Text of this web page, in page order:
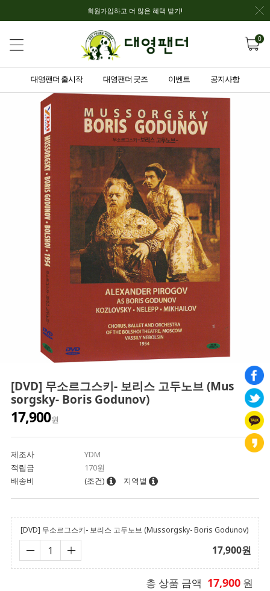
회원가입하고 더 많은 혜택 받기!
0
대영팬더 출시작 대영팬더 굿즈 이벤트 공지사항
[DVD] 무소르그스키- 보리스 고두노브 (Mus
sorgsky- Boris Godunov)
17,900원
제조사
YDM
적립금
170원
배송비
(조건) 지역별
[DVD] 무소르그스키- 보리스 고두노브 (Mussorgsky- Boris Godunov)
17,900원
총 상품 금액 17,900 원